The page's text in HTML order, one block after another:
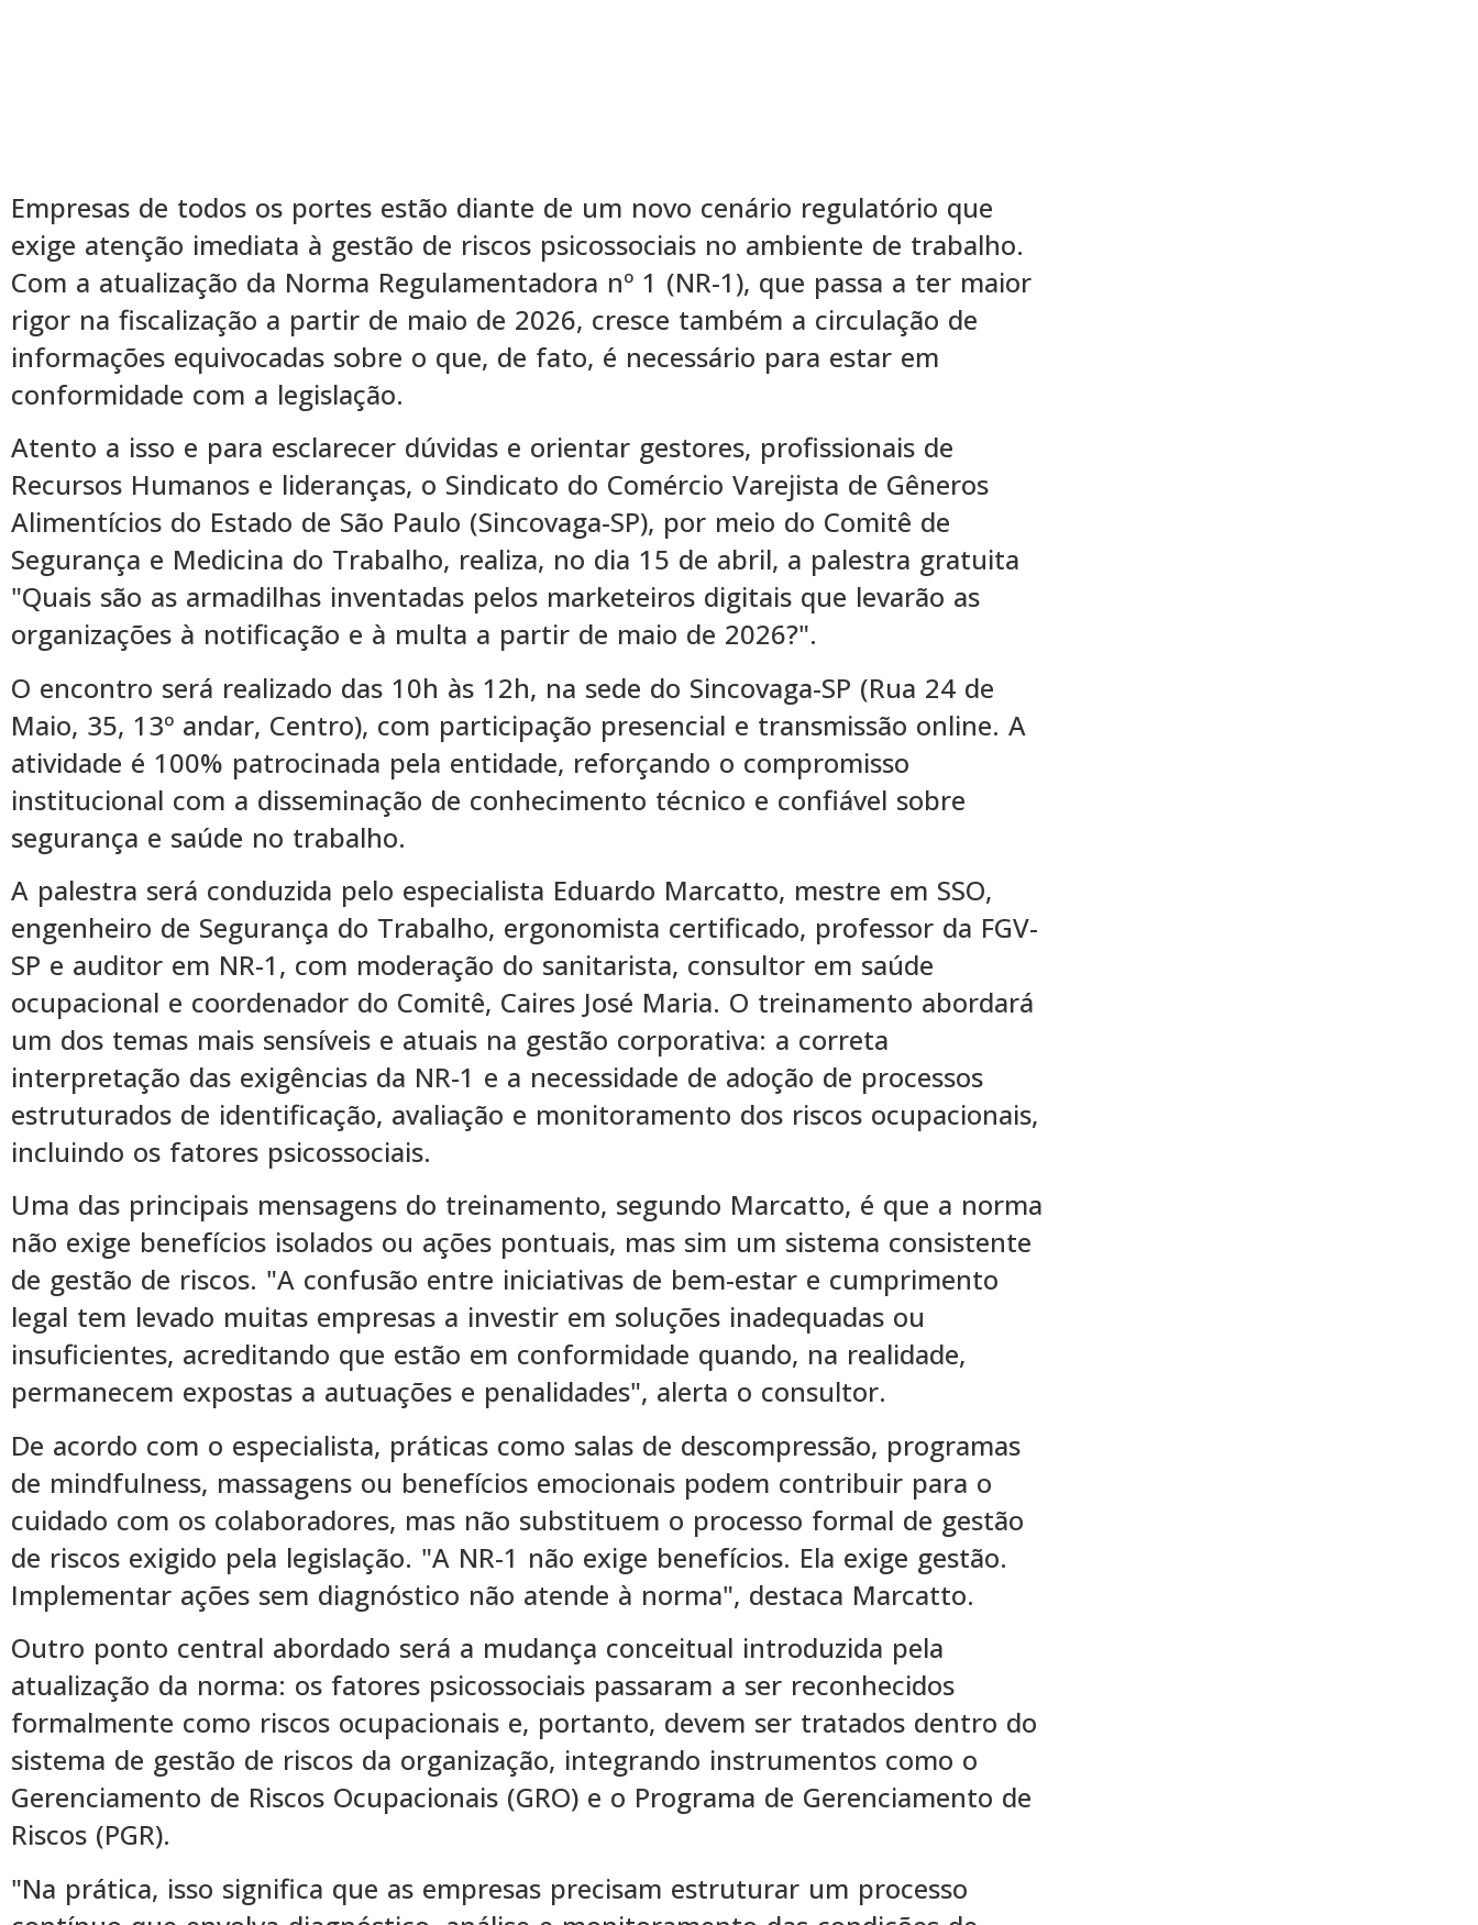
Empresas de todos os portes estão diante de um novo cenário regulatório que
exige atenção imediata à gestão de riscos psicossociais no ambiente de trabalho.
Com a atualização da Norma Regulamentadora nº 1 (NR-1), que passa a ter maior
rigor na fiscalização a partir de maio de 2026, cresce também a circulação de
informações equivocadas sobre o que, de fato, é necessário para estar em
conformidade com a legislação.
Atento a isso e para esclarecer dúvidas e orientar gestores, profissionais de
Recursos Humanos e lideranças, o Sindicato do Comércio Varejista de Gêneros
Alimentícios do Estado de São Paulo (Sincovaga-SP), por meio do Comitê de
Segurança e Medicina do Trabalho, realiza, no dia 15 de abril, a palestra gratuita
"Quais são as armadilhas inventadas pelos marketeiros digitais que levarão as
organizações à notificação e à multa a partir de maio de 2026?".
O encontro será realizado das 10h às 12h, na sede do Sincovaga-SP (Rua 24 de
Maio, 35, 13º andar, Centro), com participação presencial e transmissão online. A
atividade é 100% patrocinada pela entidade, reforçando o compromisso
institucional com a disseminação de conhecimento técnico e confiável sobre
segurança e saúde no trabalho.
A palestra será conduzida pelo especialista Eduardo Marcatto, mestre em SSO,
engenheiro de Segurança do Trabalho, ergonomista certificado, professor da FGV-
SP e auditor em NR-1, com moderação do sanitarista, consultor em saúde
ocupacional e coordenador do Comitê, Caires José Maria. O treinamento abordará
um dos temas mais sensíveis e atuais na gestão corporativa: a correta
interpretação das exigências da NR-1 e a necessidade de adoção de processos
estruturados de identificação, avaliação e monitoramento dos riscos ocupacionais,
incluindo os fatores psicossociais.
Uma das principais mensagens do treinamento, segundo Marcatto, é que a norma
não exige benefícios isolados ou ações pontuais, mas sim um sistema consistente
de gestão de riscos. "A confusão entre iniciativas de bem-estar e cumprimento
legal tem levado muitas empresas a investir em soluções inadequadas ou
insuficientes, acreditando que estão em conformidade quando, na realidade,
permanecem expostas a autuações e penalidades", alerta o consultor.
De acordo com o especialista, práticas como salas de descompressão, programas
de mindfulness, massagens ou benefícios emocionais podem contribuir para o
cuidado com os colaboradores, mas não substituem o processo formal de gestão
de riscos exigido pela legislação. "A NR-1 não exige benefícios. Ela exige gestão.
Implementar ações sem diagnóstico não atende à norma", destaca Marcatto.
Outro ponto central abordado será a mudança conceitual introduzida pela
atualização da norma: os fatores psicossociais passaram a ser reconhecidos
formalmente como riscos ocupacionais e, portanto, devem ser tratados dentro do
sistema de gestão de riscos da organização, integrando instrumentos como o
Gerenciamento de Riscos Ocupacionais (GRO) e o Programa de Gerenciamento de
Riscos (PGR).
"Na prática, isso significa que as empresas precisam estruturar um processo